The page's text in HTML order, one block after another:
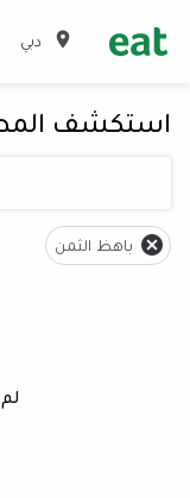
دبي
استكشف
باهظ الثمن